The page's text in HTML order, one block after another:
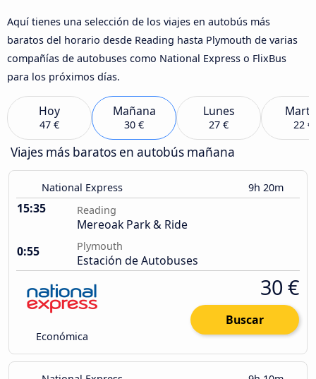
Aquí tienes una selección de los viajes en autobús más
baratos del horario desde Reading hasta Plymouth de varias
compañías de autobuses como National Express o FlixBus
para los próximos días.
Hoy
47 €
Mañana
30 €
Lunes
27 € 22 €
Viajes más baratos en autobús mañana
National Express 9h 20m
15:35 Reading
Mereoak Park & Ride
0:55
Plymouth
Estación de Autobuses
Económica
30 €
Buscar